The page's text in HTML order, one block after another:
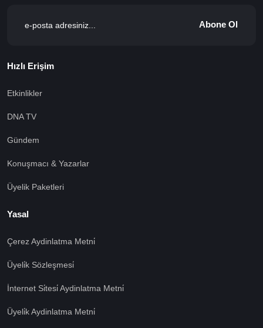
Abone Ol
Hızlı Erişim
Etkinlikler
DNA TV
Gündem
Konuşmacı & Yazarlar
Üyelik Paketleri
Yasal
Çerez Aydinlatma Metni̇
Üyeli̇k Sözleşmesi̇
İnternet Si̇tesi̇ Aydinlatma Metni̇
Üyeli̇k Aydinlatma Metni̇